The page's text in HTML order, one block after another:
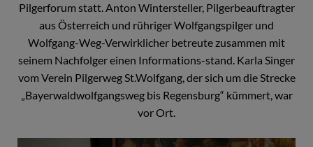
Pilgerforum statt. Anton Wintersteller, Pilgerbeauftragter
aus Österreich und rühriger Wolfgangspilger und
Wolfgang-Weg-Verwirklicher betreute zusammen mit
seinem Nachfolger einen Informations-stand. Karla Singer
vom Verein Pilgerweg St.Wolfgang, der sich um die Strecke
„Bayerwaldwolfgangsweg bis Regensburg“ kümmert, war
vor Ort.